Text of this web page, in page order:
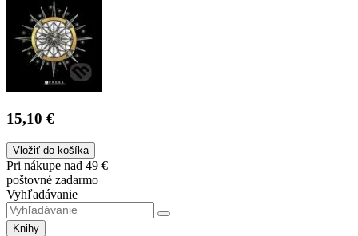
15,10 €
Vložiť do košíka
Pri nákupe nad 49 €
poštovné zadarmo
Vyhľadávanie
Knihy